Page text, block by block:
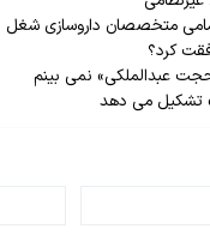
متخصصان داروسازی شغل
کرد؟
عبدالملکی» نمی بینم
تشکیل می دهد